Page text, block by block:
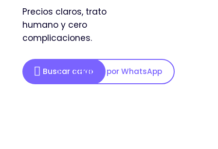
Precios claros, trato
humano y cero
complicaciones.
Buscar carroHablar por WhatsApp